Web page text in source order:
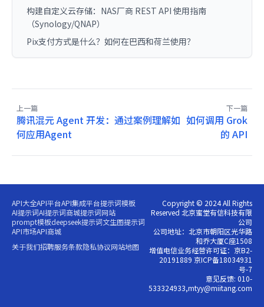
构建自定义云存储：NAS厂商 REST API 使用指南
（Synology/QNAP）
Pix支付方式是什么？如何在巴西和荷兰使用？
上一篇
腾讯混元 Agent 开发：通过案例理解如
何应用Agent
下一篇
如何调用 Grok
的 API
API大全API平台API集成平台提示词模板
AI提示词AI提示词商城提示词网站
prompt模板deepseek提示词文生图提示词
API市场API商城
关于我们招聘服务条款隐私协议网站地图
Copyright © 2024 All Rights
Reserved 北京蜜堂有信科技有限
公司
公司地址：北京市朝阳区光华路
和乔大厦C座1508
增值电信业务经营许可证：京B2-
20191889 京ICP备18034931
号-7
意见反馈: 010-
533324933,mtyy@miitang.com